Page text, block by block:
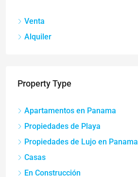
Venta
Alquiler
Property Type
Apartamentos en Panama
Propiedades de Playa
Propiedades de Lujo en Panama
Casas
En Construcción